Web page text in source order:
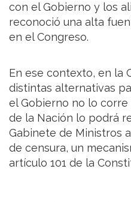
con el Gobierno y los
reconoció una alta
en el Congreso.
En ese contexto, en la
distintas alternativas
el Gobierno no lo corre
de la Nación lo podrá
Gabinete de Ministros
de censura, un
artículo 101 de la